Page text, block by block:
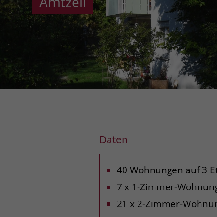
Daten
40 Wohnungen auf 3
7 x 1-Zimmer-
21 x 2-Zimmer-